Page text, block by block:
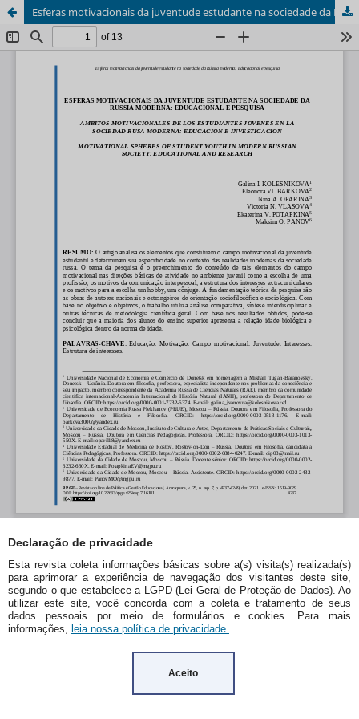
Declaração de privacidade
Esta revista coleta informações básicas sobre a(s) visita(s) realizada(s)
para aprimorar a experiência de navegação dos visitantes deste site,
segundo o que estabelece a LGPD (Lei Geral de Proteção de Dados). Ao
utilizar este site, você concorda com a coleta e tratamento de seus
dados pessoais por meio de formulários e cookies. Para mais
informações, leia nossa política de privacidade.
Aceito
Esferas motivacionais da juventude estudante na sociedade da Rússia moderna